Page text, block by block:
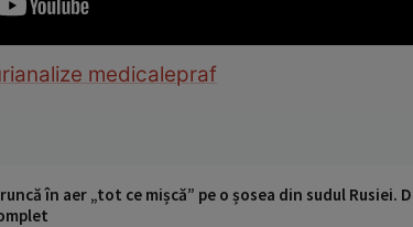
analize medicalepraf
în aer „tot ce mișcă” pe o șosea din sudul